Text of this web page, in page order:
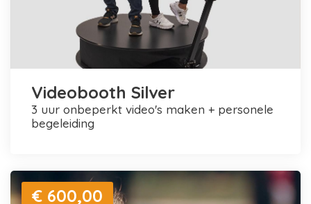
Videobooth Silver
3 uur onbeperkt video's maken + personele
begeleiding
€ 600,00